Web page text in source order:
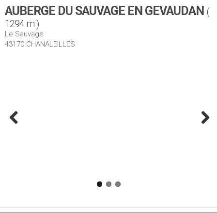
AUBERGE DU SAUVAGE EN GEVAUDAN (
1294 m )
Le Sauvage
43170 CHANALEILLES